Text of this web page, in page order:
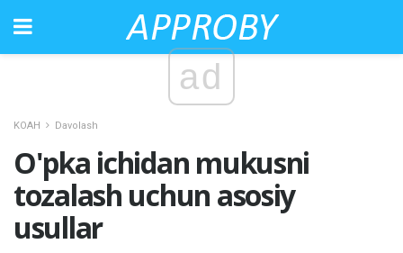
ad
KOAH Davolash
O'pka ichidan mukusni
tozalash uchun asosiy
usullar